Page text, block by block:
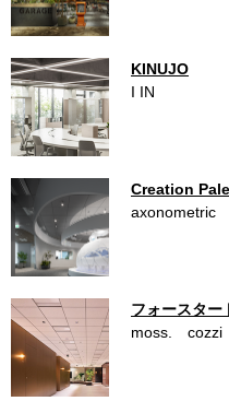
KINUJO
I IN
Creation
axonometric
フォースター
moss. cozzi